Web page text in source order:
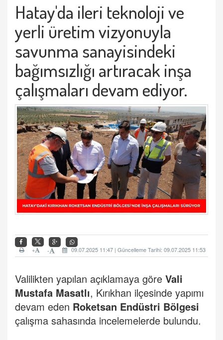
Hatay'da ileri teknoloji ve
yerli üretim vizyonuyla
savunma sanayisindeki
bağımsızlığı artıracak inşa
çalışmaları devam ediyor.
09.07.2025 11:47 | Güncelleme Tarihi: 09.07.2025 11:53
-
+
Valilikten yapılan açıklamaya göre Vali
Mustafa Masatlı, Kırıkhan ilçesinde yapımı
devam eden Roketsan Endüstri Bölgesi
çalışma sahasında incelemelerde bulundu.